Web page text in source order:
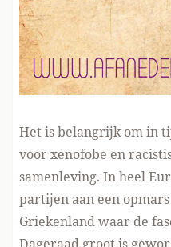
Het is belangrijk om in
voor xenofobe en
samenleving. In heel
partijen aan een
Griekenland waar de